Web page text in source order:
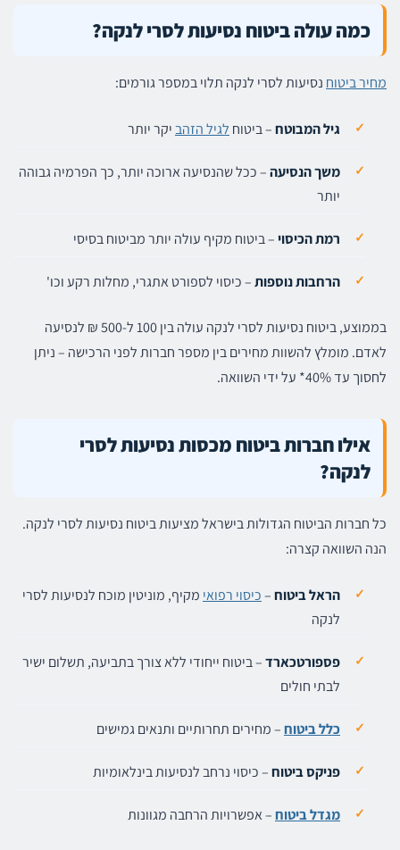
כמה עולה ביטוח נסיעות לסרי לנקה?
מחיר ביטוח נסיעות לסרי לנקה תלוי במספר גורמים:
גיל המבוטח– ביטוח לגיל הזהביקר יותר
משך הנסיעה– ככל שהנסיעה ארוכה יותר, כך הפרמיה גבוהה
יותר
רמת הכיסוי– ביטוח מקיף עולה יותר מביטוח בסיסי
הרחבות נוספות– כיסוי לספורט אתגרי, מחלות רקע וכו'
בממוצע, ביטוח נסיעות לסרי לנקה עולה בין 100 ל-500 ₪ לנסיעה
לאדם. מומלץ להשוות מחירים בין מספר חברות לפני הרכישה – ניתן
לחסוך עד 40%* על ידי השוואה.
אילו חברות ביטוח מכסות נסיעות לסרי
לנקה?
כל חברות הביטוח הגדולות בישראל מציעות ביטוח נסיעות לסרי לנקה.
הנה השוואה קצרה:
הראל ביטוח–כיסוי רפואי מקיף, מוניטין מוכח לנסיעות לסרי
לנקה
פספורטכארד– ביטוח ייחודי ללא צורך בתביעה, תשלום ישיר
לבתי חולים
כלל ביטוח– מחירים תחרותיים ותנאים גמישים
פניקס ביטוח– כיסוי נרחב לנסיעות בינלאומיות
מגדל ביטוח– אפשרויות הרחבה מגוונות